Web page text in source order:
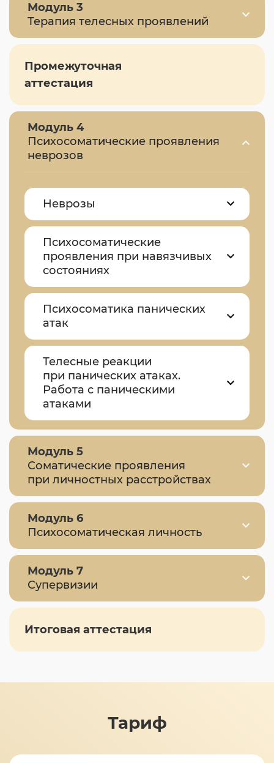
Модуль 3
Терапия телесных проявлений
Промежуточная
аттестация
Модуль 4
Психосоматические проявления
неврозов
Неврозы
Психосоматические
проявления при навязчивых
состояниях
Психосоматика панических
атак
Телесные реакции
при панических атаках.
Работа с паническими
атаками
Модуль 5
Соматические проявления
при личностных расстройствах
Модуль 6
Психосоматическая личность
Модуль 7
Супервизии
Итоговая аттестация
Тариф